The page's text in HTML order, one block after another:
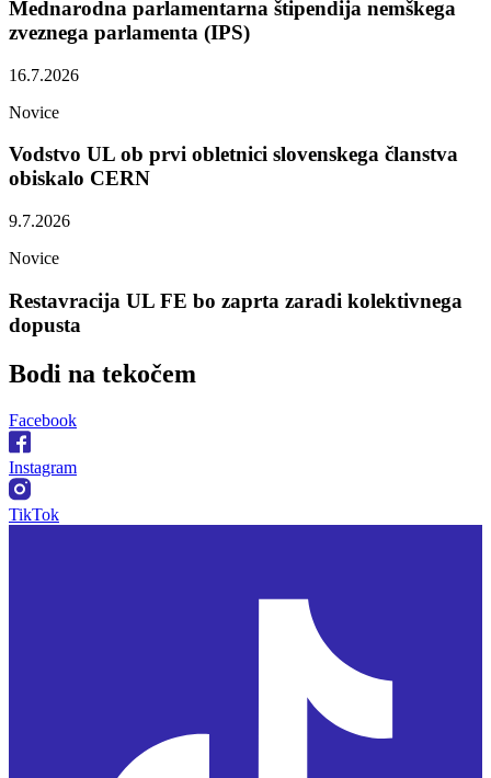
Mednarodna parlamentarna štipendija nemškega
zveznega parlamenta (IPS)
16.7.2026
Novice
Vodstvo UL ob prvi obletnici slovenskega članstva
obiskalo CERN
9.7.2026
Novice
Restavracija UL FE bo zaprta zaradi kolektivnega
dopusta
Bodi na tekočem
Facebook
Instagram
TikTok